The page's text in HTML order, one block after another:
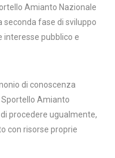
Amianto Nazionale
seconda fase di sviluppo
interesse pubblico e
di conoscenza
Amianto
procedere ugualmente,
con risorse proprie